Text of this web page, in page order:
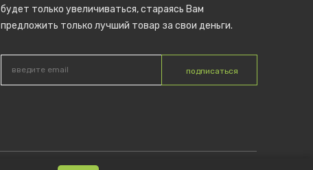
будет только увеличиваться, стараясь Вам
предложить только лучший товар за свои деньги.
подписаться